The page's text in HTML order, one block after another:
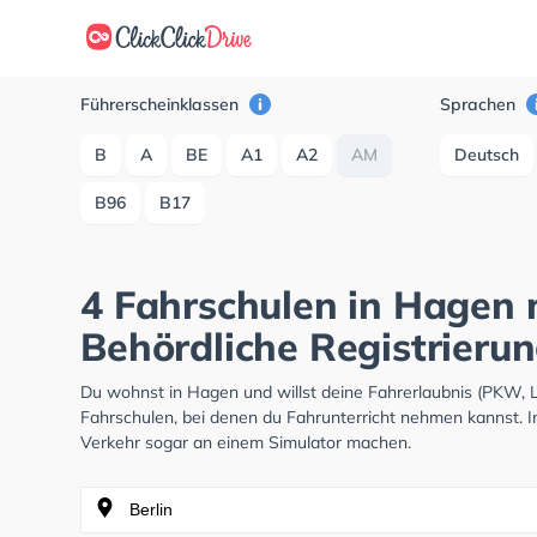
Führerscheinklassen
B A BE A1 A2 AM
B96 B17
Sprachen
Deutsch
4 Fahrschulen in Hagen
Behördliche
Du wohnst in Hagen und willst deine Fahrerlaubnis
Fahrschulen, bei denen du Fahrunterricht nehmen
Verkehr sogar an einem Simulator machen.